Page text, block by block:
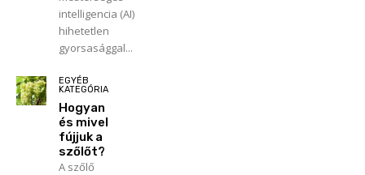
intelligencia (AI)
hihetetlen
gyorsasággal...
EGYÉB
KATEGÓRIA
Hogyan
és mivel
fújjuk a
szőlőt?
A szőlő